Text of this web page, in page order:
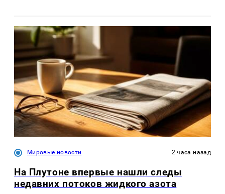
Мировые новости 2 часа назад
На Плутоне впервые нашли следы
недавних потоков жидкого азота